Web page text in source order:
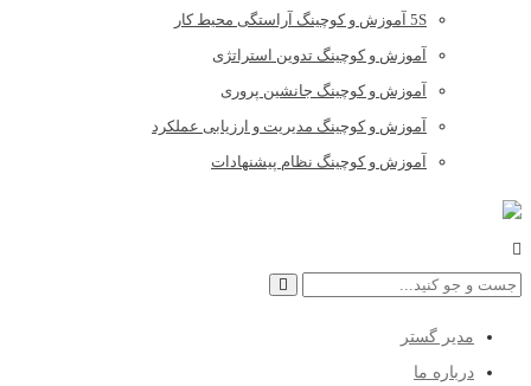
5S آموزش و کوچینگ آراستگی محیط کار
آموزش و کوچینگ تدوین استراتژی
آموزش و کوچینگ جانشین پروری
آموزش و کوچینگ مدیریت و ارزیابی عملکرد
آموزش و کوچینگ نظام پیشنهادات
مدیر گستر
درباره ما